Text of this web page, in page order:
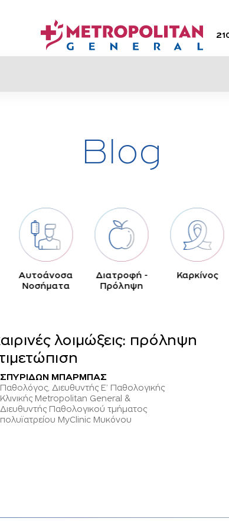
Blog
Αυτοάνοσα
Νοσήματα
Διατροφή -
Πρόληψη
Καρκίνος
λοιμώξεις: πρόληψη
ΣΠΥΡΙΔΩΝ ΜΠΑΡΜΠΑΣ
Παθολόγος, Διευθυντής Ε’ Παθολογικής
Κλινικής Metropolitan General &
Διευθυντής Παθολογικού τμήματος
πολυϊατρείου MyClinic Mυκόνου